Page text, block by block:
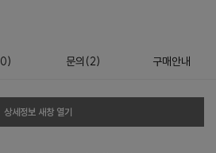
0) 문의 (2) 구매안내
상세정보 새창 열기